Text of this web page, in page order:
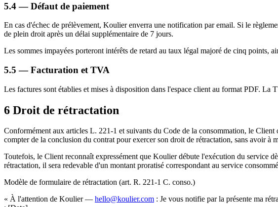
5.4 — Défaut de paiement
En cas d'échec de prélèvement, Koulier enverra une notification par email. Si le
de plein droit après un délai supplémentaire de 7 jours.
Les sommes impayées porteront intérêts de retard au taux légal majoré de cinq
5.5 — Facturation et TVA
Les factures sont établies et mises à disposition dans l'espace client au format PDF.
6 Droit de rétractation
Conformément aux articles L. 221-1 et suivants du Code de la consommation, le
compter de la conclusion du contrat pour exercer son droit de rétractation, sans avoir à
Toutefois, le Client reconnaît expressément que Koulier débute l'exécution du service
rétractation, il sera redevable d'un montant proratisé correspondant au service
Modèle de formulaire de rétractation (art. R. 221-1 C. conso.)
« À l'attention de Koulier — hello@koulier.com : Je vous notifie par la présente ma